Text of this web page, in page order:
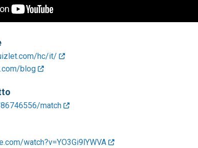
hc/it/
blog
match
watch?v=YO3Gi9lYWVA